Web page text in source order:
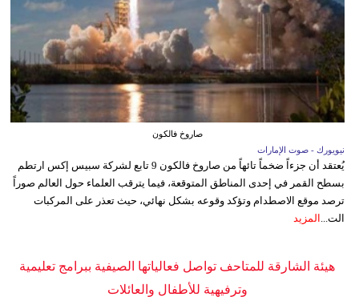
صاروخ فالكون
نيويورك - صوت الإمارات
يُعتقد أن جزءاً ضخماً تائهاً من صاروخ فالكون 9 تابع لشركة سبيس إكس ارتطم
بسطح القمر في إحدى المناطق المتوقعة، فيما يترقب العلماء حول العالم صوراً
ترصد موقع الاصطدام وتؤكد وقوعه بشكل نهائي، حيث تعذر على المركبات
الت...
المزيد
هيئة الشارقة للمتاحف تواصل فعالياتها الصيفية ببرامج تعليمية
وترفيهية للأطفال والعائلات